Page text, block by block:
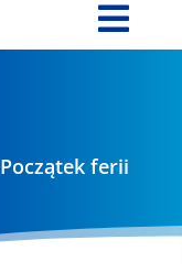
Początek ferii